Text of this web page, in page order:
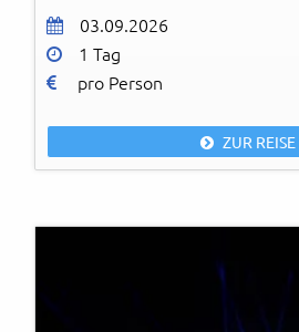
03.09.2026
1 Tag
pro Person
ZUR REISE